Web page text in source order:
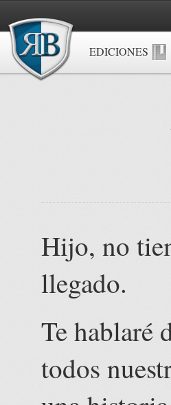
EDICIONES
Hijo, no
llegado.
Te hablaré
todos